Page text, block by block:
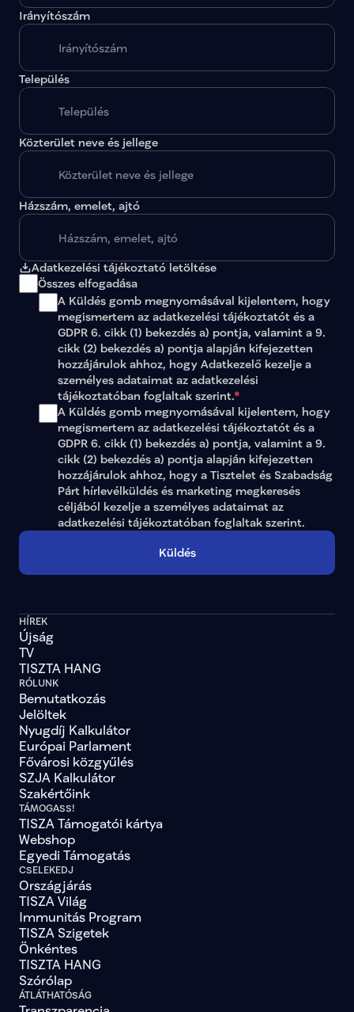
Irányítószám
Település
Közterület neve és jellege
Házszám, emelet, ajtó
Adatkezelési tájékoztató letöltése
Összes elfogadása
A Küldés gomb megnyomásával kijelentem, hogy
megismertem az adatkezelési tájékoztatót és a
GDPR 6. cikk (1) bekezdés a) pontja, valamint a 9.
cikk (2) bekezdés a) pontja alapján kifejezetten
hozzájárulok ahhoz, hogy Adatkezelő kezelje a
személyes adataimat az adatkezelési
tájékoztatóban foglaltak szerint.*
A Küldés gomb megnyomásával kijelentem, hogy
megismertem az adatkezelési tájékoztatót és a
GDPR 6. cikk (1) bekezdés a) pontja, valamint a 9.
cikk (2) bekezdés a) pontja alapján kifejezetten
hozzájárulok ahhoz, hogy a Tisztelet és Szabadság
Párt hírlevélküldés és marketing megkeresés
adatkezelési tájékoztatóban foglaltak szerint.
Küldés
HÍREK
Újság
TV
TISZTA HANG
RÓLUNK
Bemutatkozás
Jelöltek
Nyugdíj Kalkulátor
Európai Parlament
Fővárosi közgyűlés
SZJA Kalkulátor
Szakértőink
TÁMOGASS!
TISZA Támogatói kártya
Webshop
Egyedi Támogatás
CSELEKEDJ
Országjárás
TISZA Világ
Immunitás Program
TISZA Szigetek
Önkéntes
TISZTA HANG
Szórólap
ÁTLÁTHATÓSÁG